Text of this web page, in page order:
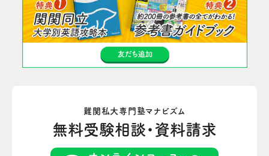
難関私大専門塾マナビズム
無料受験相談・資料請求